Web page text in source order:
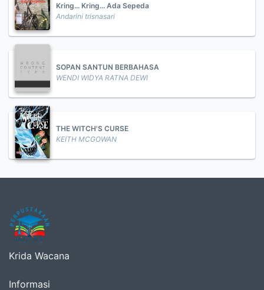
Kring... Kring... Ada Sepeda
Andarini trisnasari
SOPAN SANTUN BERBAHASA
WENDI WIDYA RATNA DEWI
THE WITCH'S CURSE
KEITH MCGOWAN
Krida Wacana
Informasi